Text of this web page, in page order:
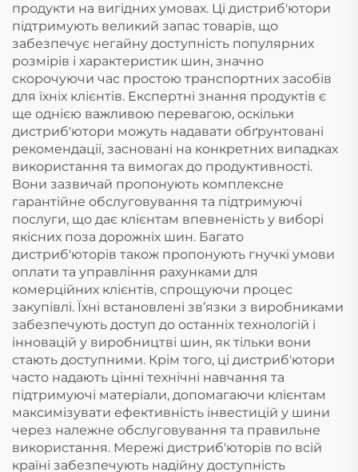
продукти на вигідних умовах. Ці дистриб'ютори
підтримують великий запас товарів, що
забезпечує негайну доступність популярних
розмірів і характеристик шин, значно
скорочуючи час простою транспортних засобів
для їхніх клієнтів. Експертні знання продуктів є
ще однією важливою перевагою, оскільки
дистриб'ютори можуть надавати обґрунтовані
рекомендації, засновані на конкретних випадках
використання та вимогах до продуктивності.
Вони зазвичай пропонують комплексне
гарантійне обслуговування та підтримуючі
послуги, що дає клієнтам впевненість у виборі
якісних поза дорожніх шин. Багато
дистриб'юторів також пропонують гнучкі умови
оплати та управління рахунками для
комерційних клієнтів, спрощуючи процес
закупівлі. Їхні встановлені зв’язки з виробниками
забезпечують доступ до останніх технологій і
інновацій у виробництві шин, як тільки вони
стають доступними. Крім того, ці дистриб'ютори
часто надають цінні технічні навчання та
підтримуючі матеріали, допомагаючи клієнтам
максимізувати ефективність інвестицій у шини
через належне обслуговування та правильне
використання. Мережі дистриб'юторів по всій
країні забезпечують надійну доступність